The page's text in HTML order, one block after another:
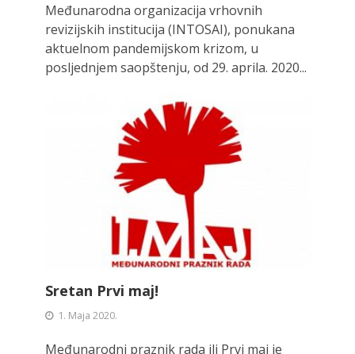
Međunarodna organizacija vrhovnih
revizijskih institucija (INTOSAI), ponukana
aktuelnom pandemijskom krizom, u
posljednjem saopštenju, od 29. aprila. 2020...
Sretan Prvi maj!
1. Maja 2020.
Međunarodni praznik rada ili Prvi maj je